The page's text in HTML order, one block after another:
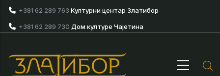
Skip to main content
+381 62 289 763 Културни центар Златибор
+381 62 289 730 Дом културе Чајетина